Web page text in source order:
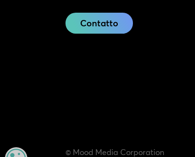
Contatto
© Mood Media Corporation